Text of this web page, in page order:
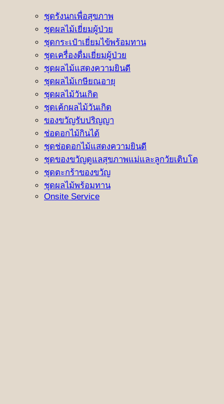
ชุดรังนกเพื่อสุขภาพ
ชุดผลไม้เยี่ยมผู้ป่วย
ชุดกระเป๋าเยี่ยมไข้พร้อมทาน
ชุดเครื่องดื่มเยี่ยมผู้ป่วย
ชุดผลไม้แสดงความยินดี
ชุดผลไม้เกษียณอายุ
ชุดผลไม้วันเกิด
ชุดเค้กผลไม้วันเกิด
ของขวัญรับปริญญา
ช่อดอกไม้กินได้
ชุดช่อดอกไม้แสดงความยินดี
ชุดของขวัญดูแลสุขภาพแม่และลูกวัยเติบโต
ชุดตะกร้าของขวัญ
ชุดผลไม้พร้อมทาน
Onsite Service